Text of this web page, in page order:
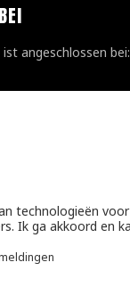
angeschlossen bei: